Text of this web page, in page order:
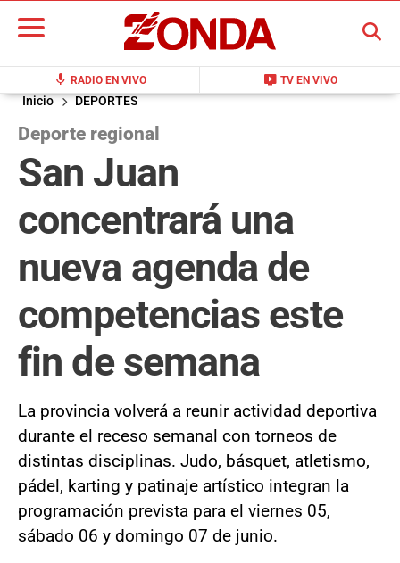
mic RADIO EN VIVO live_tv TV EN VIVO
BUSCAR
Inicio DEPORTES
Deporte regional
San Juan
concentrará una
nueva agenda de
competencias este
fin de semana
La provincia volverá a reunir actividad deportiva
durante el receso semanal con torneos de
distintas disciplinas. Judo, básquet, atletismo,
pádel, karting y patinaje artístico integran la
programación prevista para el viernes 05,
sábado 06 y domingo 07 de junio.